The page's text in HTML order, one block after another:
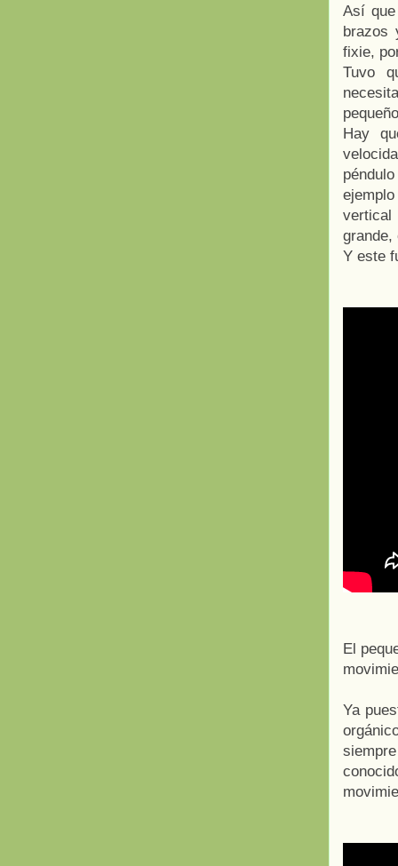
Así
brazos
fixie,
Tuvo
Hay
vertical
grande,
Y este
El
Ya